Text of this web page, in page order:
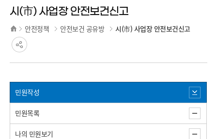
시(市) 사업장 안전보건신고
안전정책 안전보건 공유방 시(市) 사업장 안전보건신고
민원작성
민원목록
나의 민원보기